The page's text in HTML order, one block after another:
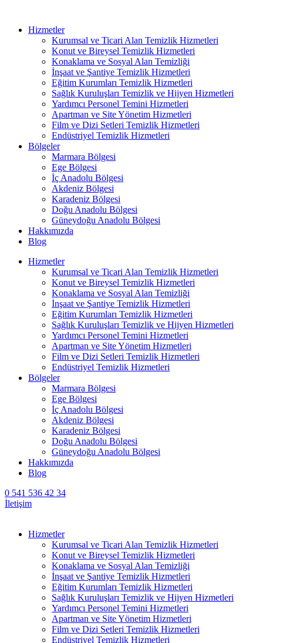
Hizmetler
Kurumsal ve Ticari Alan Temizlik Hizmetleri
Konut ve Bireysel Temizlik Hizmetleri
Konaklama ve Sosyal Alan Temizliği
İnşaat ve Şantiye Temizlik Hizmetleri
Eğitim Kurumları Temizlik Hizmetleri
Sağlık Kuruluşları Temizlik ve Hijyen Hizmetleri
Yardımcı Personel Temini Hizmetleri
Apartman ve Site Yönetim Hizmetleri
Film ve Dizi Setleri Temizlik Hizmetleri
Endüstriyel Temizlik Hizmetleri
Bölgeler
Marmara Bölgesi
Ege Bölgesi
İç Anadolu Bölgesi
Akdeniz Bölgesi
Karadeniz Bölgesi
Doğu Anadolu Bölgesi
Güneydoğu Anadolu Bölgesi
Hakkımızda
Blog
Hizmetler
Kurumsal ve Ticari Alan Temizlik Hizmetleri
Konut ve Bireysel Temizlik Hizmetleri
Konaklama ve Sosyal Alan Temizliği
İnşaat ve Şantiye Temizlik Hizmetleri
Eğitim Kurumları Temizlik Hizmetleri
Sağlık Kuruluşları Temizlik ve Hijyen Hizmetleri
Yardımcı Personel Temini Hizmetleri
Apartman ve Site Yönetim Hizmetleri
Film ve Dizi Setleri Temizlik Hizmetleri
Endüstriyel Temizlik Hizmetleri
Bölgeler
Marmara Bölgesi
Ege Bölgesi
İç Anadolu Bölgesi
Akdeniz Bölgesi
Karadeniz Bölgesi
Doğu Anadolu Bölgesi
Güneydoğu Anadolu Bölgesi
Hakkımızda
Blog
0 541 536 42 34
İletişim
Hizmetler
Kurumsal ve Ticari Alan Temizlik Hizmetleri
Konut ve Bireysel Temizlik Hizmetleri
Konaklama ve Sosyal Alan Temizliği
İnşaat ve Şantiye Temizlik Hizmetleri
Eğitim Kurumları Temizlik Hizmetleri
Sağlık Kuruluşları Temizlik ve Hijyen Hizmetleri
Yardımcı Personel Temini Hizmetleri
Apartman ve Site Yönetim Hizmetleri
Film ve Dizi Setleri Temizlik Hizmetleri
Endüstriyel Temizlik Hizmetleri